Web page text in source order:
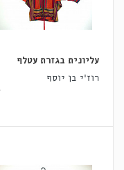
עליונית בגזרת עטלף
רוז'י בן יוסף